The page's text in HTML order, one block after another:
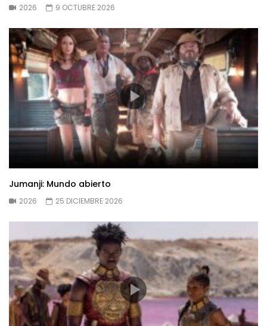
2026 9 OCTUBRE 2026
Jumanji: Mundo abierto
2026 25 DICIEMBRE 2026